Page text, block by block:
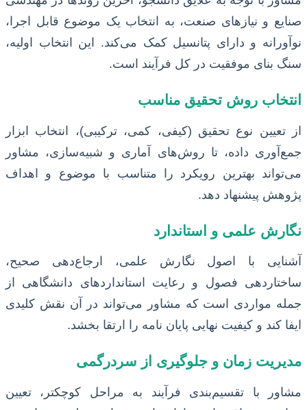
صنایع و نیازهای صنعت، به انتخاب یک موضوع قابل اجرا،
نوآورانه و دارای پتانسیل کمک می‌کند. این انتخاب اولیه،
سنگ بنای موفقیت در کل فرآیند است.
انتخاب روش تحقیق مناسب
از تعیین نوع تحقیق (کیفی، کمی، ترکیبی)، انتخاب ابزار
جمع‌آوری داده، تا روش‌های آماری و شبیه‌سازی، مشاور
می‌تواند بهترین رویکرد را متناسب با موضوع و اهداف
پژوهش پیشنهاد دهد.
نگارش علمی و استاندارد
آشنایی با اصول نگارش علمی، ارجاع‌دهی صحیح،
ساختاردهی فصول و رعایت استانداردهای دانشگاهی از
جمله مواردی است که مشاور می‌تواند در آن نقش کلیدی
ایفا کند و کیفیت نهایی پایان نامه را ارتقا بخشد.
مدیریت زمان و جلوگیری از سردرگمی
مشاور با تقسیم‌بندی فرآیند به مراحل کوچکتر، تعیین